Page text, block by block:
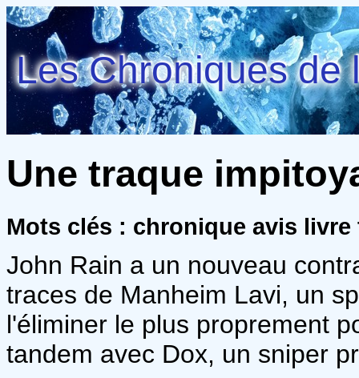
Les Chroniques de
Une traque
Mots clés : chronique avis
John Rain a un nouveau
traces de Manheim Lavi, un
l'éliminer le plus proprement
tandem avec Dox, un sniper